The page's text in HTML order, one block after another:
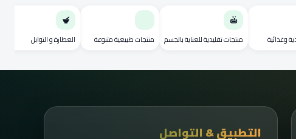
وغذائية منتجات تقليدية للعناية بالجسم منتجات طبيعية متنوعة العطارة و التوابل
التطبيق & التواصل